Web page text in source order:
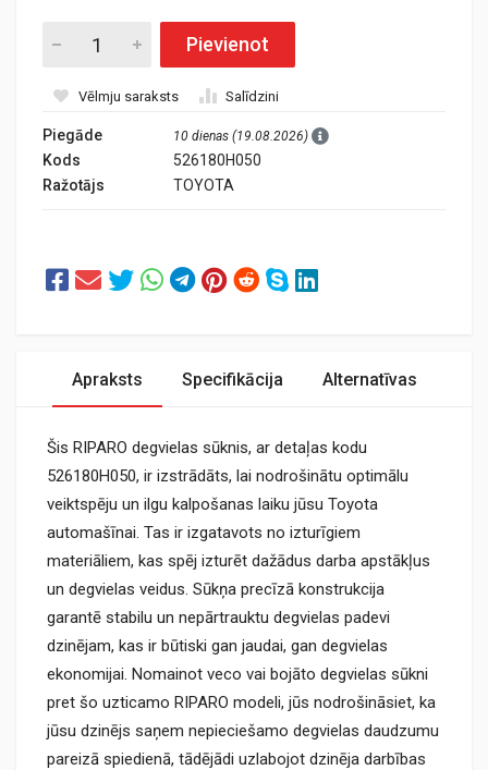
Pievienot
Vēlmju saraksts Salīdzini
Piegāde 10 dienas (19.08.2026)
Kods
526180H050
Ražotājs
TOYOTA
Apraksts Specifikācija Alternatīvas
Šis RIPARO degvielas sūknis, ar detaļas kodu
526180H050, ir izstrādāts, lai nodrošinātu optimālu
veiktspēju un ilgu kalpošanas laiku jūsu Toyota
automašīnai. Tas ir izgatavots no izturīgiem
materiāliem, kas spēj izturēt dažādus darba apstākļus
un degvielas veidus. Sūkņa precīzā konstrukcija
garantē stabilu un nepārtrauktu degvielas padevi
dzinējam, kas ir būtiski gan jaudai, gan degvielas
ekonomijai. Nomainot veco vai bojāto degvielas sūkni
pret šo uzticamo RIPARO modeli, jūs nodrošināsiet, ka
jūsu dzinējs saņem nepieciešamo degvielas daudzumu
pareizā spiedienā, tādējādi uzlabojot dzinēja darbības